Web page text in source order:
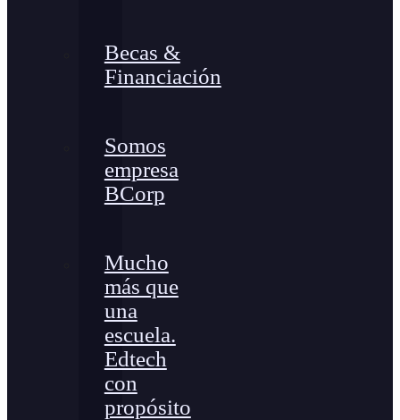
Becas &
Financiación
Somos
empresa
BCorp
Mucho
más que
una
escuela.
Edtech
con
propósito